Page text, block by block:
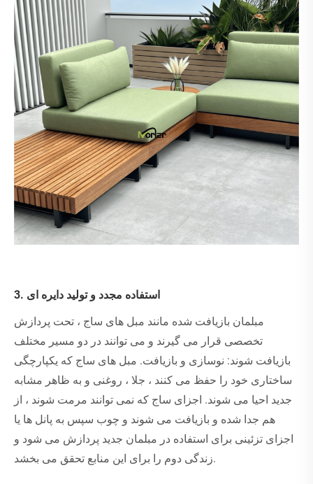
3. استفاده مجدد و تولید دایره ای
مبلمان بازیافت شده مانند مبل های ساج ، تحت پردازش
تخصصی قرار می گیرند و می توانند در دو مسیر مختلف
بازیافت شوند: نوسازی و بازیافت. مبل های ساج که یکپارچگی
ساختاری خود را حفظ می کنند ، جلا ، روغنی و به ظاهر مشابه
جدید احیا می شوند. اجزای ساج که نمی توانند مرمت شوند ، از
هم جدا شده و بازیافت می شوند و چوب سپس به پانل ها یا
اجزای تزئینی برای استفاده در مبلمان جدید پردازش می شود و
زندگی دوم را برای این منابع تحقق می بخشد.